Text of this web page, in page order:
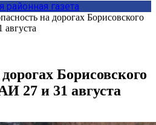
районная газета
на дорогах Борисовского
Борисовского
27 и 31 августа